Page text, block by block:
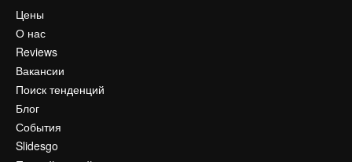
Цены
О нас
Reviews
Вакансии
Поиск тенденций
Блог
События
Slidesgo